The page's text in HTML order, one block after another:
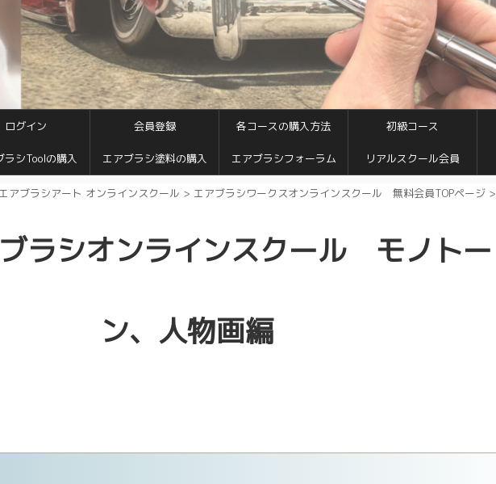
ログイン 会員登録 各コースの購入方法 初級コース
ラシToolの購入 エアブラシ塗料の購入 エアブラシフォーラム リアルスクール会員
アブラシアート オンラインスクール > エアブラシワークスオンラインスクール 無料会員TOPページ >
ラシオンラインスクール モノトー
ン、人物画編